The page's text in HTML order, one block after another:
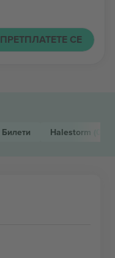
ПРЕТПЛАТЕТЕ СЕ
Билети Halestorm